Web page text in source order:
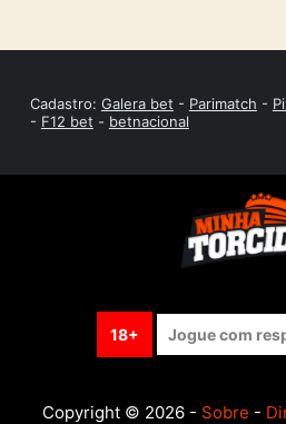
Cadastro: Galera bet - Parimatch -
- F12 bet - betnacional
18+ Jogue com
Copyright © 2026 - Sobre -